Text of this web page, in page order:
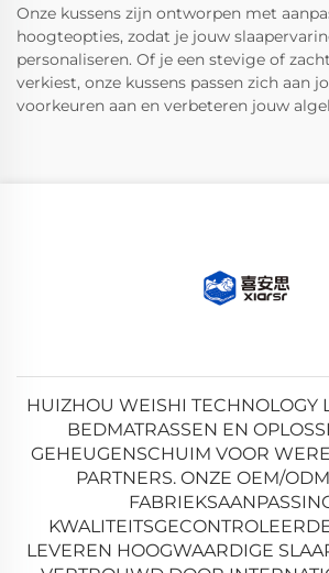
Onze kussens zijn ontworpen met
hoogteopties, zodat je jouw
personaliseren. Of je een stevige of
verkiest, onze kussens passen zich aan
voorkeuren aan en verbeteren jouw
HUIZHOU WEISHI TECHNOLOGY
BEDMATRASSEN EN
GEHEUGENSCHUIM VOOR
PARTNERS. ONZE OEM/
LEVEREN HOOGWAARDIGE